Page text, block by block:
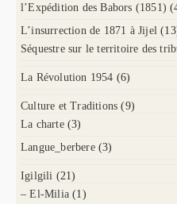
l’Expédition des Babors (1851)
L’insurrection de 1871 à Jijel
Séquestre sur le territoire des
La Révolution 1954 (6)
Culture et Traditions (9)
La charte (3)
Langue_berbere (3)
Igilgili (21)
– El-Milia (1)